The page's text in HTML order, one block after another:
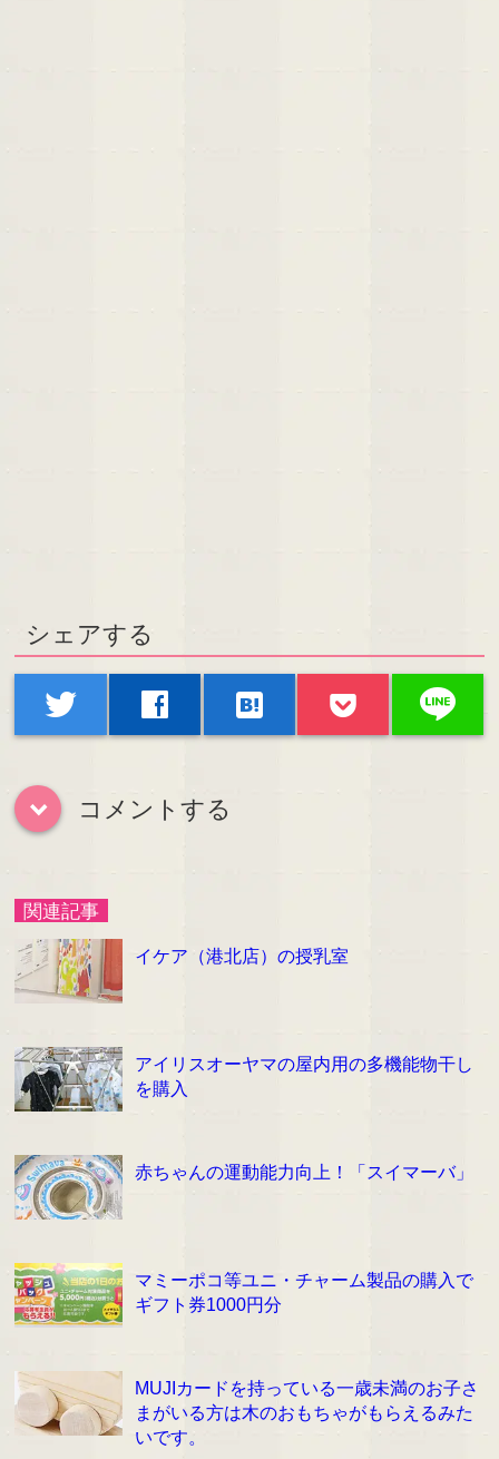
シェアする
twitter facebook hatenabookmark line
down コメントする
関連記事
イケア（港北店）の授乳室
アイリスオーヤマの屋内用の多機能物干し
を購入
赤ちゃんの運動能力向上！「スイマーバ」
マミーポコ等ユニ・チャーム製品の購入で
ギフト券1000円分
MUJIカードを持っている一歳未満のお子さ
まがいる方は木のおもちゃがもらえるみた
いです。